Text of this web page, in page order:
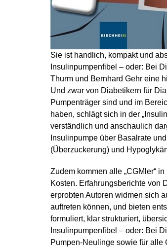
Sie ist handlich, kompakt und
Insulinpumpenfibel – oder: Bei
Thurm und Bernhard Gehr eine
Und zwar von Diabetikern für
Pumpenträger sind und im
haben, schlägt sich in der
verständlich und anschaulich
Insulinpumpe über Basalrate
(Überzuckerung) und
Zudem kommen alle „CGMler“
Kosten. Erfahrungsberichte von
erprobten Autoren widmen sich
auftreten können, und bieten
formuliert, klar strukturiert,
Insulinpumpenfibel – oder: Bei
Pumpen-Neulinge sowie für alle